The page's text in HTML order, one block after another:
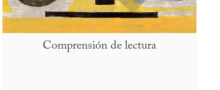
Comprensión de lectura